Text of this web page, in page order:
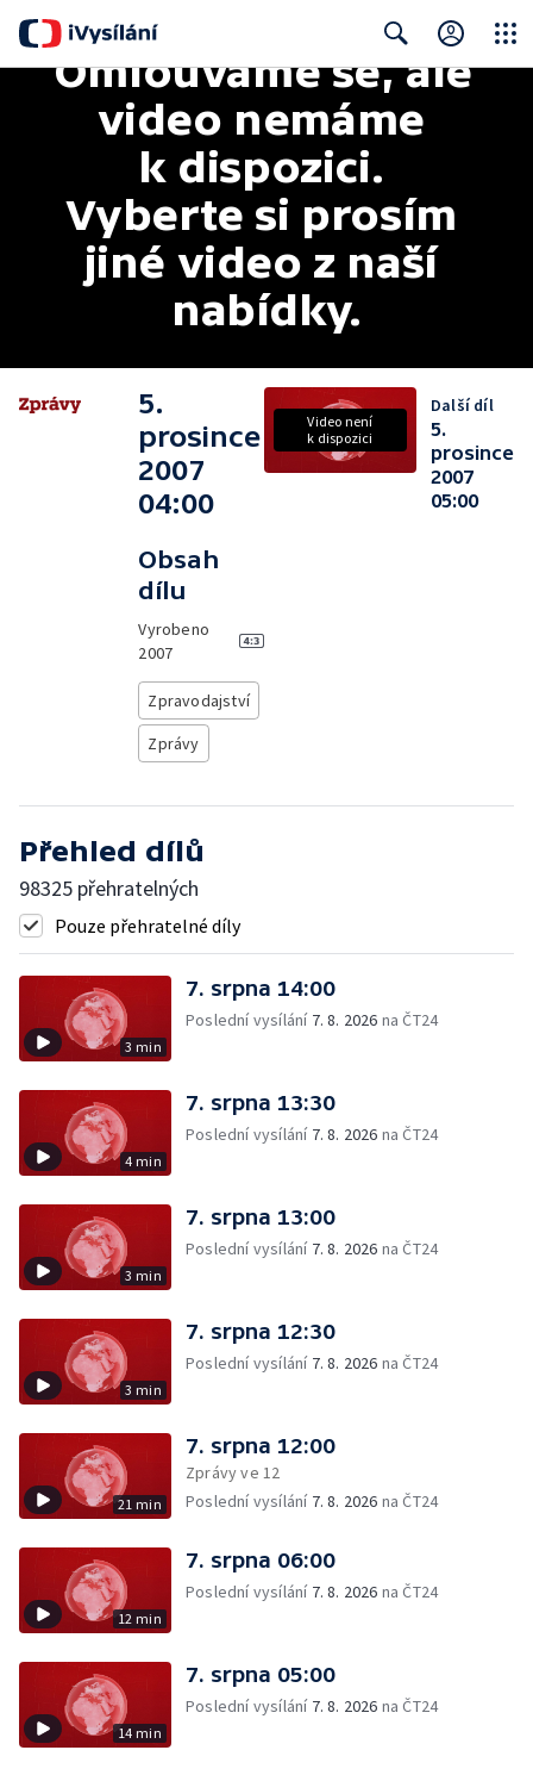
Search
Omlouváme se, ale
video nemáme
k dispozici.
Vyberte si prosím
jiné video z naší
nabídky.
5.
prosince
2007
04:00
Obsah
dílu
Vyrobeno
2007
Zpravodajství
Zprávy
Video není
k dispozici
Další díl
5.
prosince
2007
05:00
Přehled dílů
98325 přehratelných
Pouze přehratelné díly
3 min
7. srpna 14:00
Poslední vysílání 7. 8. 2026 na ČT24
4 min
7. srpna 13:30
Poslední vysílání 7. 8. 2026 na ČT24
3 min
7. srpna 13:00
Poslední vysílání 7. 8. 2026 na ČT24
3 min
7. srpna 12:30
Poslední vysílání 7. 8. 2026 na ČT24
21 min
7. srpna 12:00
Zprávy ve 12
Poslední vysílání 7. 8. 2026 na ČT24
12 min
7. srpna 06:00
Poslední vysílání 7. 8. 2026 na ČT24
14 min
7. srpna 05:00
Poslední vysílání 7. 8. 2026 na ČT24